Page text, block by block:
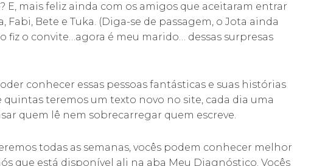
E, mais feliz ainda com os amigos que aceitaram entrar
Bete e Tuka. (Diga-se de passagem, o Jota ainda
fiz o convite…agora é meu marido… dessas surpresas
conhecer essas pessoas fantásticas e suas histórias
quintas teremos um texto novo no site, cada dia uma
quem lê nem sobrecarregar quem escreve.
todas as semanas, vocês podem conhecer melhor
que está disponível ali na aba Meu Diagnóstico. Vocês